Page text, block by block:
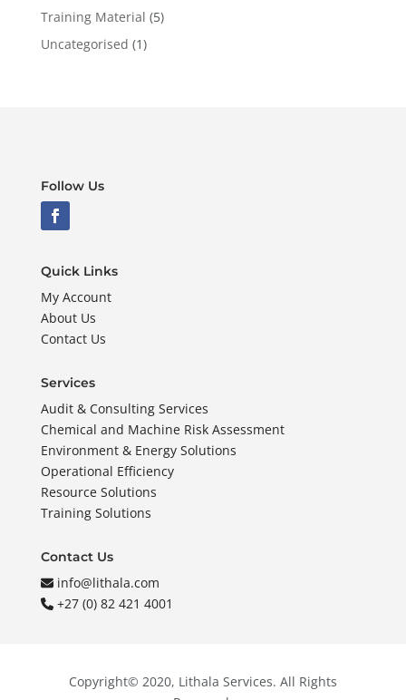
Training Material (5)
Uncategorised (1)
Follow Us
Quick Links
My Account
About Us
Contact Us
Services
Audit & Consulting Services
Chemical and Machine Risk Assessment
Environment & Energy Solutions
Operational Efficiency
Resource Solutions
Training Solutions
Contact Us
info@lithala.com
+27 (0) 82 421 4001
Copyright© 2020, Lithala Services. All Rights